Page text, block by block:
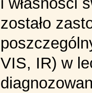
zostało
VIS, IR) w